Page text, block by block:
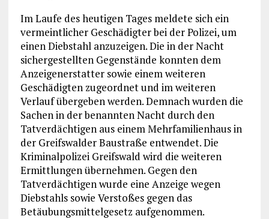
Im Laufe des heutigen Tages meldete sich ein
vermeintlicher Geschädigter bei der Polizei, um
einen Diebstahl anzuzeigen. Die in der Nacht
sichergestellten Gegenstände konnten dem
Anzeigenerstatter sowie einem weiteren
Geschädigten zugeordnet und im weiteren
Verlauf übergeben werden. Demnach wurden die
Sachen in der benannten Nacht durch den
Tatverdächtigen aus einem Mehrfamilienhaus in
der Greifswalder Baustraße entwendet. Die
Kriminalpolizei Greifswald wird die weiteren
Ermittlungen übernehmen. Gegen den
Tatverdächtigen wurde eine Anzeige wegen
Diebstahls sowie Verstoßes gegen das
Betäubungsmittelgesetz aufgenommen.